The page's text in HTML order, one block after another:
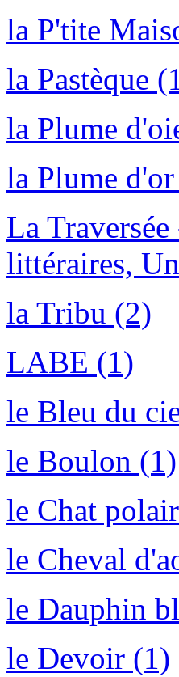
la P'tite
la Pastèque
la Plume
la Plume
La
littéraires,
la Tribu (2)
LABE (1)
le Bleu du
le Boulon (1)
le Chat
le Cheval
le Dauphin
le Devoir (1)